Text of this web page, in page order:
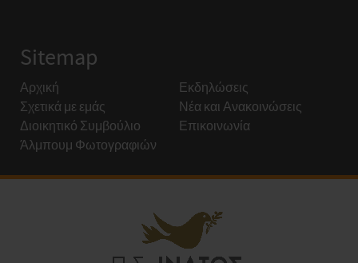
Sitemap
Αρχική
Σχετικά με εμάς
Διοικητικό Συμβούλιο
Άλμπουμ Φωτογραφιών
Εκδηλώσεις
Νέα και Ανακοινώσεις
Επικοινωνία